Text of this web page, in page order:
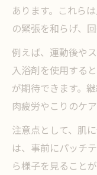
あります。これら
の緊張を和らげ、
例えば、運動後や
入浴剤を使用する
が期待できます。
肉疲労やこりのケ
注意点として、肌
は、事前にパッチ
ら様子を見ること